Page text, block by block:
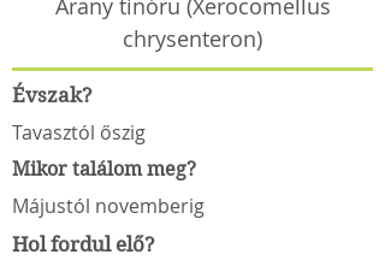
Arany tinóru (Xerocomellus
chrysenteron)
Évszak?
Tavasztól őszig
Mikor találom meg?
Májustól novemberig
Hol fordul elő?